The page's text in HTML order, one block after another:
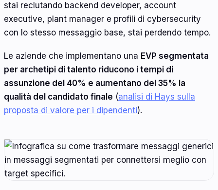
stai reclutando backend developer, account
executive, plant manager e profili di cybersecurity
con lo stesso messaggio base, stai perdendo tempo.
Le aziende che implementano una EVP segmentata
per archetipi di talento riducono i tempi di
assunzione del 40% e aumentano del 35% la
qualità del candidato finale (analisi di Hays sulla
proposta di valore per i dipendenti).